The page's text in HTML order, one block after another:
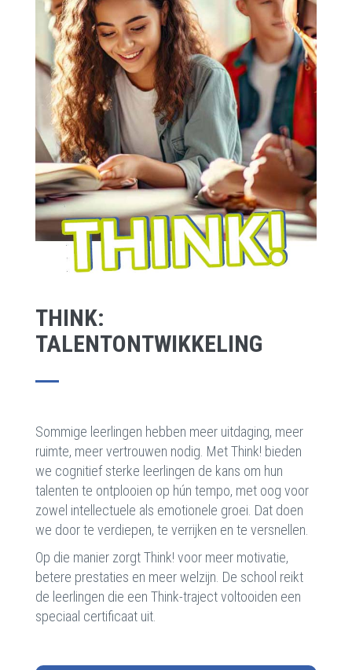
THINK:
TALENTONTWIKKELING
Sommige leerlingen hebben meer uitdaging, meer
ruimte, meer vertrouwen nodig. Met Think! bieden
we cognitief sterke leerlingen de kans om hun
talenten te ontplooien op hún tempo, met oog voor
zowel intellectuele als emotionele groei. Dat doen
we door te verdiepen, te verrijken en te versnellen.
Op die manier zorgt Think! voor meer motivatie,
betere prestaties en meer welzijn. De school reikt
de leerlingen die een Think-traject voltooiden een
speciaal certificaat uit.